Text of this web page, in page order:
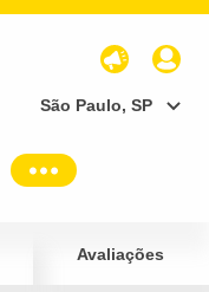
São Paulo, SP
Avaliações